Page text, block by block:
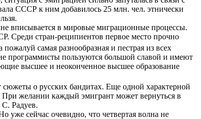
СССР к ним добавилось 25 млн. чел. этнически
вписывается в мировые миграционные процессы.
стран-реципиентов первое место прочно
пожалуй самая разнообразная и пестрая из всех
программисты пользуются большой славой и имеют
высшее и неоконченное высшее образование
о русских бандитах. Еще одной характерной
При желании каждый эмигрант может вернуться в
С. Радуев.
уже сейчас очевидно, что четвертая волна не